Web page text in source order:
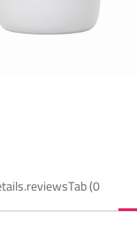
(0)